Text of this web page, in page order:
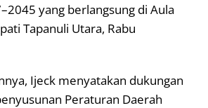
yang berlangsung di Aula
Tapanuli Utara, Rabu
Ijeck menyatakan dukungan
Peraturan Daerah